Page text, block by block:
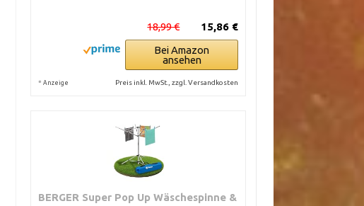
15,86 €
18,99 €
Bei Amazon
ansehen
* Anzeige Preis inkl. MwSt., zzgl. Versandkosten
BERGER Super Pop Up Wäschespinne &